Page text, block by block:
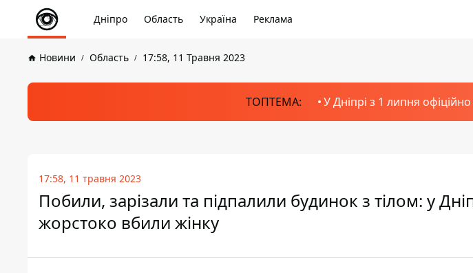
Дніпро Область Україна Реклама
Новини Область 17:58, 11 Травня 2023
ТОПТЕМА: У Дніпрі з 1 липня
17:58, 11 травня 2023
Побили, зарізали та підпалили будинок з тілом: у
жорстоко вбили жінку